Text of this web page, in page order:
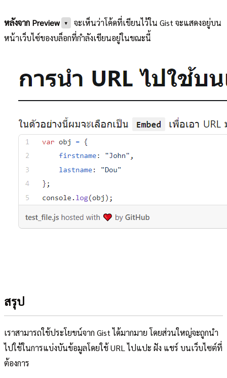
หลังจาก Preview ▾
จะเห็นว่าโค้ดที่เขียนไว้ใน Gist จะแสดงอยู่บน
หน้าเว็บไซ์ของบล็อกที่กำลังเขียนอยู่ในขณะนี้
สรุป
เราสามารถใช้ประโยขน์จาก Gist ได้มากมาย โดยส่วนใหญ่จะถูกนำ
ไปใช้ในการแบ่งบันข้อมูลโดยใช้ URL ไปแปะ ฝัง แชร์ บนเว็บไซต์ที่
ต้องการ